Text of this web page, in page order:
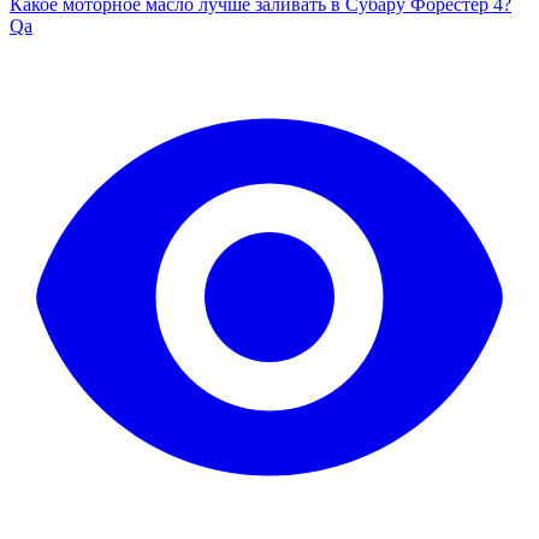
Какое моторное масло лучше заливать в Субару Форестер 4?
Qa